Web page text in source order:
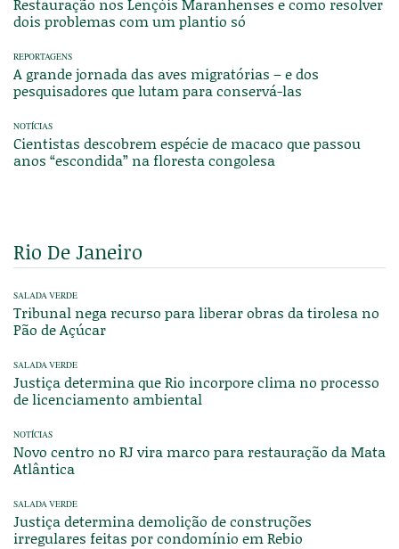
dois problemas com um plantio só
REPORTAGENS
A grande jornada das aves migratórias – e dos
pesquisadores que lutam para conservá-las
NOTÍCIAS
Cientistas descobrem espécie de macaco que passou
anos “escondida” na floresta congolesa
Rio De Janeiro
SALADA VERDE
Tribunal nega recurso para liberar obras da tirolesa no
Pão de Açúcar
SALADA VERDE
Justiça determina que Rio incorpore clima no processo
de licenciamento ambiental
NOTÍCIAS
Novo centro no RJ vira marco para restauração da Mata
Atlântica
SALADA VERDE
Justiça determina demolição de construções
irregulares feitas por condomínio em Rebio